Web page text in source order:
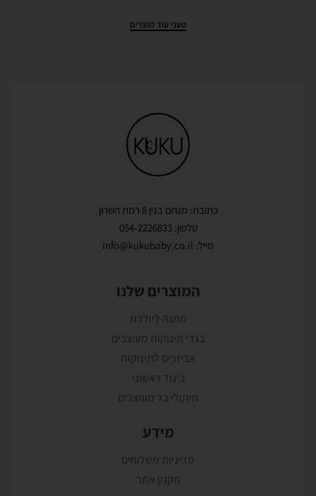
כתובת: מנחם בגין 8 רמת השרון
טלפון: 054-2226833
מייל: info@kukubaby.co.il
המוצרים שלנו
מתנה ליולדת
בגדי תינוקות מעוצבים
אביזרים לתינוקות
ביגוד ראשוני
חיתולי בד מעוצבים
מידע
מדיניות משלוחים
תקנון אתר